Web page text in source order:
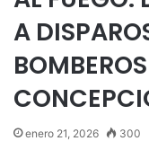
A
enero 21, 2026 300